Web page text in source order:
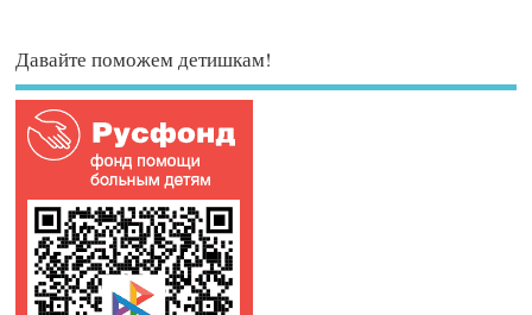
Давайте поможем детишкам!